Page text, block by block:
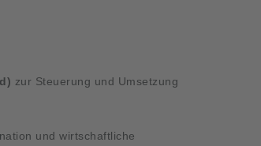
zur Steuerung und Umsetzung
und wirtschaftliche